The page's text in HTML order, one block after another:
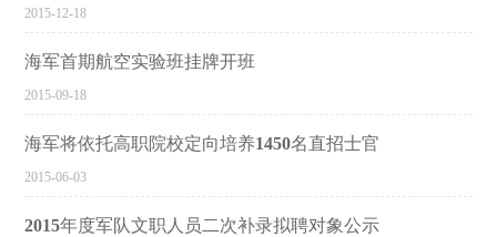
2015-12-18
海军首期航空实验班挂牌开班
2015-09-18
海军将依托高职院校定向培养1450名直招士官
2015-06-03
2015年度军队文职人员二次补录拟聘对象公示